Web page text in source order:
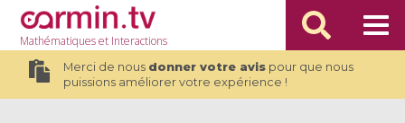
Mathématiqueset Interactions
Merci de nous donner votre avispour que nous
puissions améliorer votre expérience !